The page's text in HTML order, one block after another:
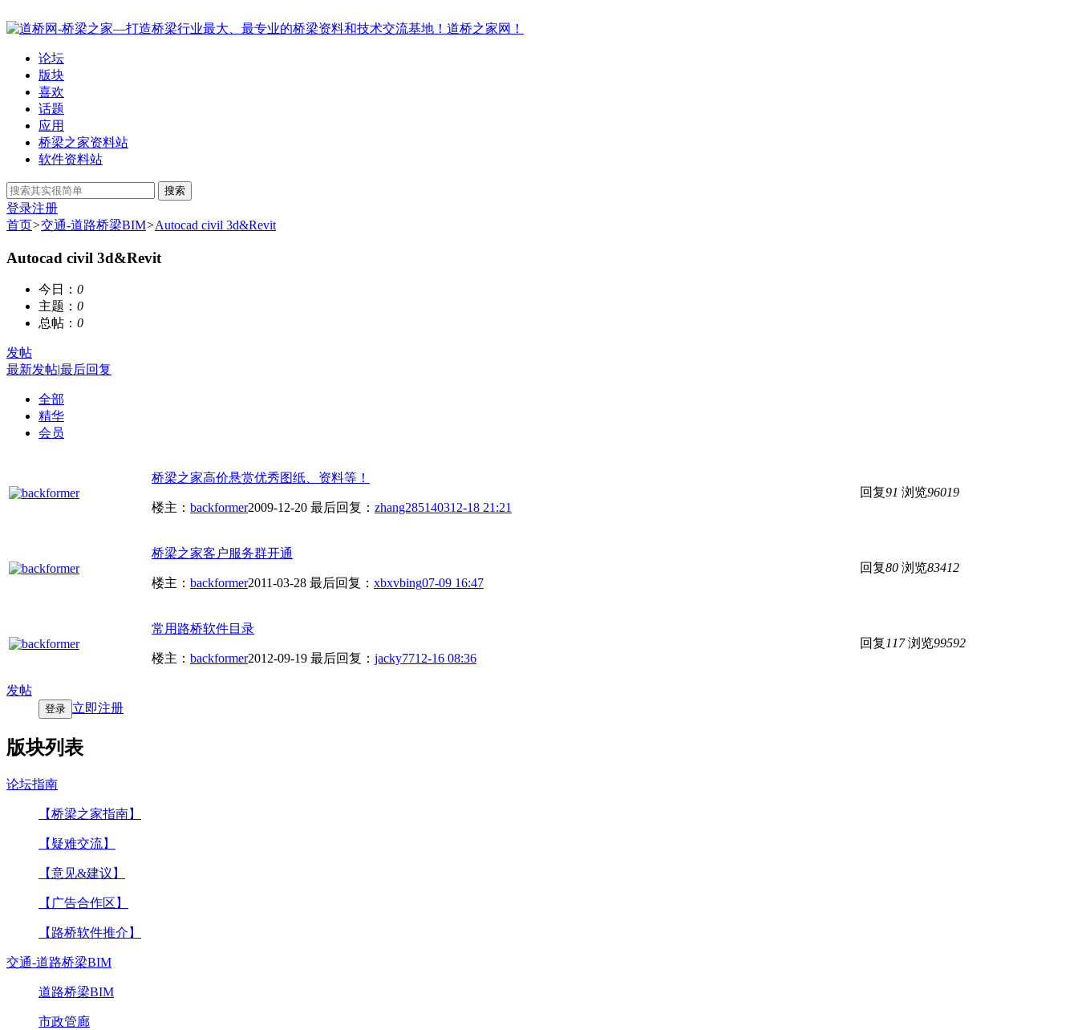
论坛
版块
喜欢
话题
应用
桥梁之家资料站
软件资料站
搜索
登录注册
首页>交通-道路桥梁BIM>Autocad civil 3d&Revit
Autocad civil 3d&Revit
今日： 0
主题： 0
总帖： 0
发帖
最新发帖|最后回复
全部
精华
会员
桥梁之家高价悬赏优秀图纸、资料等！
楼主： backformer2009-12-20 最后回复： zhang285140312-18 21:21
回复91 浏览96019
桥梁之家客户服务群开通
楼主： backformer2011-03-28 最后回复： xbxvbing07-09 16:47
回复80 浏览83412
常用路桥软件目录
楼主： backformer2012-09-19 最后回复： jacky7712-16 08:36
回复117 浏览99592
发帖
登录 立即注册
版块列表
论坛指南
【桥梁之家指南】
【疑难交流】
【意见&建议】
【广告合作区】
【路桥软件推介】
交通-道路桥梁BIM
道路桥梁BIM
市政管廊